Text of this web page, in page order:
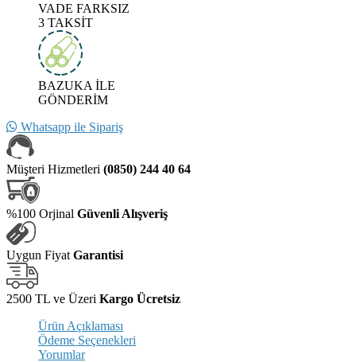
VADE FARKSIZ
3 TAKSİT
BAZUKA İLE
GÖNDERİM
Whatsapp ile Sipariş
Müşteri Hizmetleri (0850) 244 40 64
%100 Orjinal Güvenli Alışveriş
Uygun Fiyat Garantisi
2500 TL ve Üzeri Kargo Ücretsiz
Ürün Açıklaması
Ödeme Seçenekleri
Yorumlar